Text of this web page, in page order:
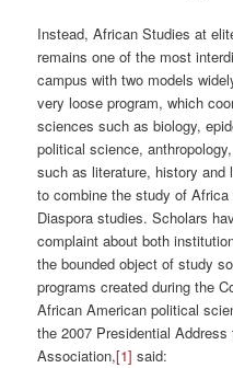
Instead, African Studies at
remains one of the most
campus with two models
very loose program, which
sciences such as biology,
political science,
such as literature, history and
to combine the study of
Diaspora studies. Scholars
complaint about both
the bounded object of study
programs created during the
African American political
the 2007 Presidential
Association,[1] said: